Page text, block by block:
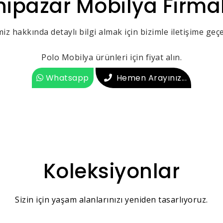
Mobilya
hakkında detaylı bilgi almak için bizimle iletişime
Polo Mobilya ürünleri için fiyat alın.
Whatsapp Hemen Arayınız...
Koleksiyonlar
Sizin için yaşam alanlarınızı yeniden tasarlıyoruz.